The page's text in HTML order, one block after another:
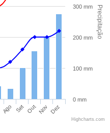
Precipitação
Ago Set Out Nov Dez
0 mm
100 mm
200 mm
300 mm
Highcharts.com